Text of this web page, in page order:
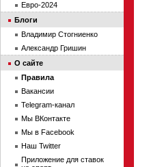
Евро-2024
Блоги
Владимир Стогниенко
Александр Гришин
О сайте
Правила
Вакансии
Telegram-канал
Мы ВКонтакте
Мы в Facebook
Наш Twitter
Приложение для ставок